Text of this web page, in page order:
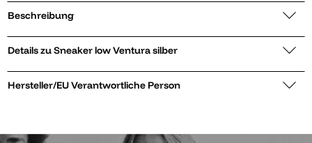
Beschreibung
Details zu Sneaker low Ventura silber
Hersteller/EU Verantwortliche Person